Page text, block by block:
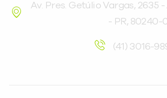
Av. Pres. Getúlio Vargas, 2635
- PR, 80240-
(41) 3016-